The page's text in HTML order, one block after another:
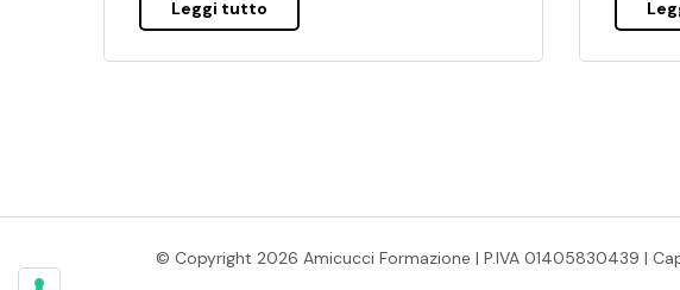
Leggi tutto
© Copyright 2026 Amicucci Formazione | P.IVA 01405830439 |